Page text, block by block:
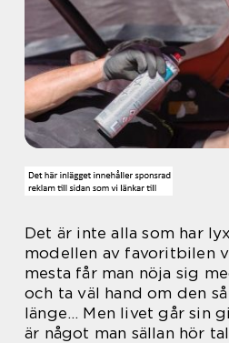
Det är inte alla som har
modellen av favoritbilen
mesta får man nöja sig
och ta väl hand om den
länge… Men livet går sin
är något man sällan hör